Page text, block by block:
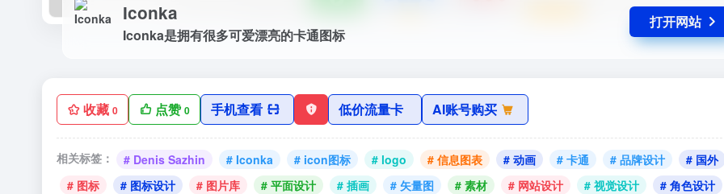
Iconka
Iconka是拥有很多可爱漂亮的卡通图标
打开网站
收藏 0 点赞0 手机查看 低价流量卡 AI账号购买
相关标签： # Denis Sazhin # Iconka # icon图标 # logo # 信息图表 # 动画 # 卡通 # 品牌设计
# 国外
# 图标
# 图标设计 # 图片库 # 平面设计 # 插画 # 矢量图 # 素材 # 网站设计 # 视觉设计
# 角色设计